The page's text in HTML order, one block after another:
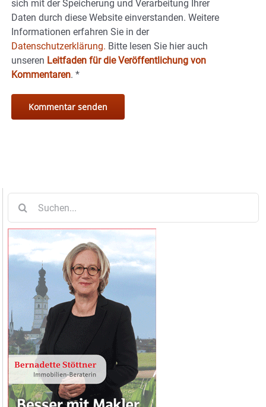
sich mit der Speicherung und Verarbeitung Ihrer
Daten durch diese Website einverstanden. Weitere
Informationen erfahren Sie in der
Datenschutzerklärung. Bitte lesen Sie hier auch
unseren Leitfaden für die Veröffentlichung von
Kommentaren. *
nach: